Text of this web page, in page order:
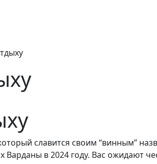
славится своим “винным”
Варданы в 2024 году. Вас